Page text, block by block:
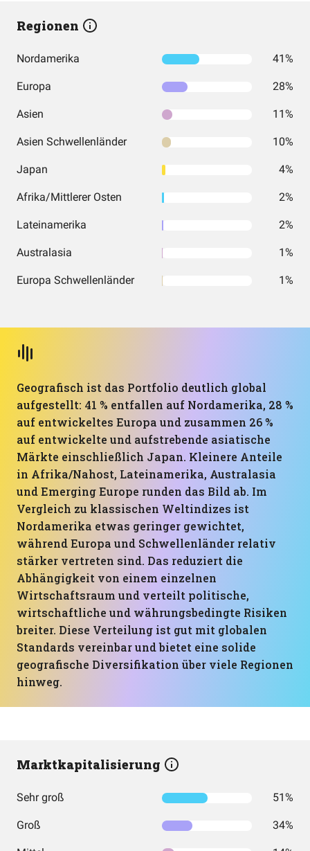
Regionen
Nordamerika 41%
Europa 28%
Asien 11%
Asien Schwellenländer 10%
Japan 4%
Afrika/Mittlerer Osten 2%
Lateinamerika 2%
Australasia 1%
Europa Schwellenländer 1%
Geografisch ist das Portfolio deutlich global
aufgestellt: 41 % entfallen auf Nordamerika, 28 %
auf entwickeltes Europa und zusammen 26 %
auf entwickelte und aufstrebende asiatische
Märkte einschließlich Japan. Kleinere Anteile
in Afrika/Nahost, Lateinamerika, Australasia
und Emerging Europe runden das Bild ab. Im
Vergleich zu klassischen Weltindizes ist
Nordamerika etwas geringer gewichtet,
während Europa und Schwellenländer relativ
stärker vertreten sind. Das reduziert die
Abhängigkeit von einem einzelnen
Wirtschaftsraum und verteilt politische,
wirtschaftliche und währungsbedingte Risiken
breiter. Diese Verteilung ist gut mit globalen
Standards vereinbar und bietet eine solide
geografische Diversifikation über viele Regionen
hinweg.
Marktkapitalisierung
Sehr groß 51%
Groß 34%